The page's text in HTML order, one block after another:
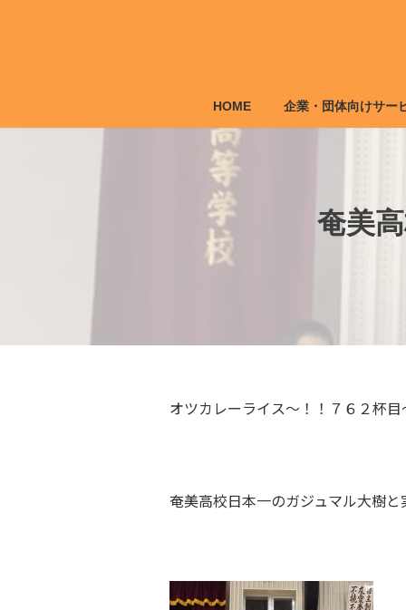
HOME 企業・団体向けサー
奄美
オツカレーライス～！！７６２杯目
奄美高校日本一のガジュマル大樹と